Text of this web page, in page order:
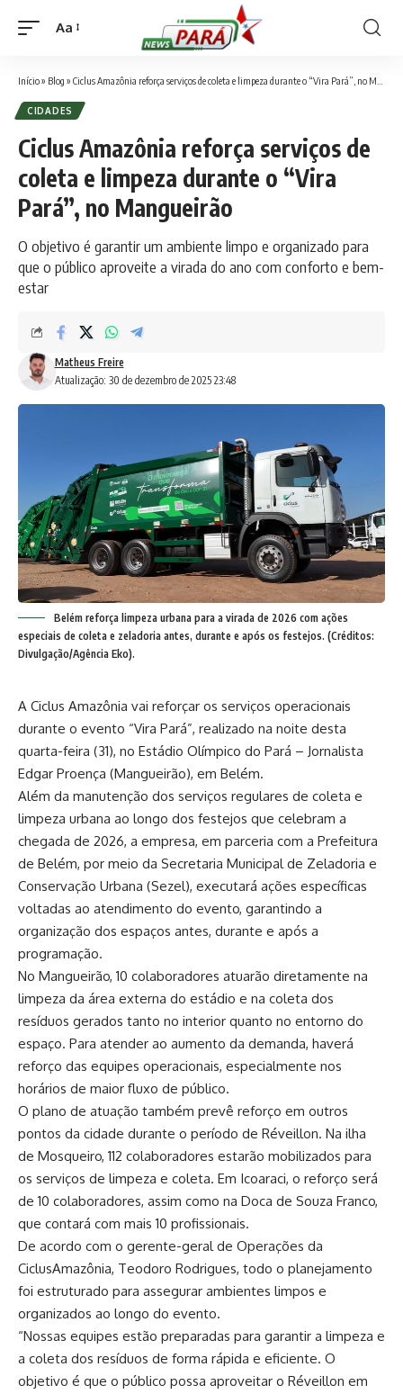
Font
Aa
Início» Blog » Ciclus Amazônia reforça serviços de coleta e limpeza durante o “Vira Pará”, no Mangueirão
CIDADES
Ciclus Amazônia reforça serviços de
coleta e limpeza durante o “Vira
Pará”, no Mangueirão
O objetivo é garantir um ambiente limpo e organizado para
que o público aproveite a virada do ano com conforto e bem-
estar
Atualização: 30 de dezembro de 2025 23:48
Matheus Freire
Belém reforça limpeza urbana para a virada de 2026 com ações
especiais de coleta e zeladoria antes, durante e após os festejos. (Créditos:
Divulgação/Agência Eko).
A Ciclus Amazônia vai reforçar os serviços operacionais
durante o evento “Vira Pará”, realizado na noite desta
quarta-feira (31), no Estádio Olímpico do Pará – Jornalista
Edgar Proença (Mangueirão), em Belém.
Além da manutenção dos serviços regulares de coleta e
limpeza urbana ao longo dos festejos que celebram a
chegada de 2026, a empresa, em parceria com a Prefeitura
de Belém, por meio da Secretaria Municipal de Zeladoria e
Conservação Urbana (Sezel), executará ações específicas
voltadas ao atendimento do evento, garantindo a
organização dos espaços antes, durante e após a
programação.
No Mangueirão, 10 colaboradores atuarão diretamente na
limpeza da área externa do estádio e na coleta dos
resíduos gerados tanto no interior quanto no entorno do
espaço. Para atender ao aumento da demanda, haverá
reforço das equipes operacionais, especialmente nos
horários de maior fluxo de público.
O plano de atuação também prevê reforço em outros
pontos da cidade durante o período de Réveillon. Na ilha
de Mosqueiro, 112 colaboradores estarão mobilizados para
os serviços de limpeza e coleta. Em Icoaraci, o reforço será
de 10 colaboradores, assim como na Doca de Souza Franco,
que contará com mais 10 profissionais.
De acordo com o gerente-geral de Operações da
CiclusAmazônia, Teodoro Rodrigues, todo o planejamento
foi estruturado para assegurar ambientes limpos e
organizados ao longo do evento.
“Nossas equipes estão preparadas para garantir a limpeza e
a coleta dos resíduos de forma rápida e eficiente. O
objetivo é que o público possa aproveitar o Réveillon em